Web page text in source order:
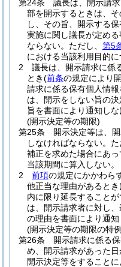
第24条
議長は、開示請
部を開示するときは、
し、その旨、開示する
実施に関し議長が定め
ならない。 ただし、 第5
における当該利用目的に
2
議長は、開示請求に係
とき(前条の規定により
請求に係る保有個人情
は、開示をしない旨の
旨を書面により通知しな
(開示決定等の期限)
第25条
開示決定等は、
しなければならない。 た
補正を求めた場合にあっ
当該期間に算入しない。
2
前項の規定にかかわら
他正当な理由があるとき
内に限り延長することが
は、開示請求者に対し
の理由を書面により通知
(開示決定等の期限の特
第26条
開示請求に係る
め、開示請求があった
開示決定等をすること